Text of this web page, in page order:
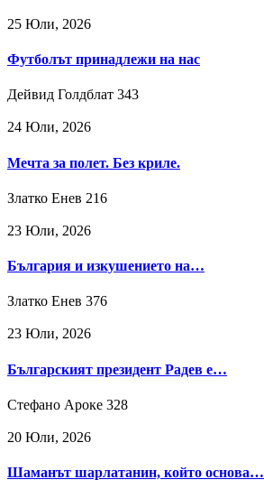
25 Юли, 2026
Футболът принадлежи на нас
Дейвид Голдблат 343
24 Юли, 2026
Мечта за полет. Без криле.
Златко Енев 216
23 Юли, 2026
България и изкушението на…
Златко Енев 376
23 Юли, 2026
Българският президент Радев е…
Стефано Ароке 328
20 Юли, 2026
Шаманът шарлатанин, който основа…